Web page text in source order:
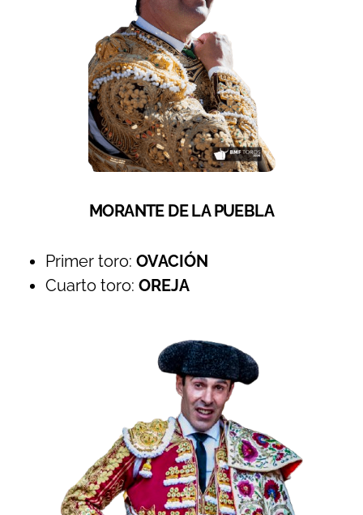
MORANTE DE LA PUEBLA
Primer toro: OVACIÓN
Cuarto toro: OREJA